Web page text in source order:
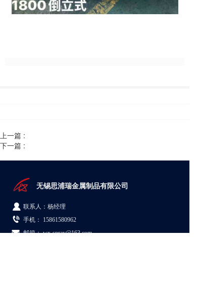
上一篇 :
下一篇 :
联系人：杨经理
手机： 15861580962
邮箱： wx-spray@163.com
无锡思浦瑞金属制品有限公司